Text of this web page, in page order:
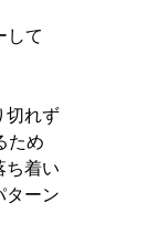
して
切れず
ため
ち着い
ターン